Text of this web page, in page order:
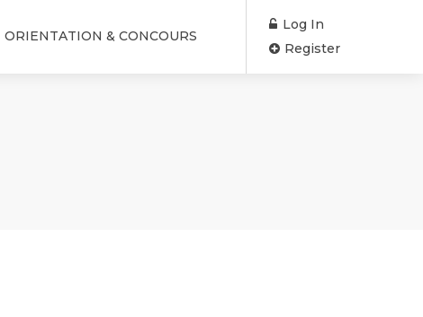
ORIENTATION & CONCOURS
Log In
Register